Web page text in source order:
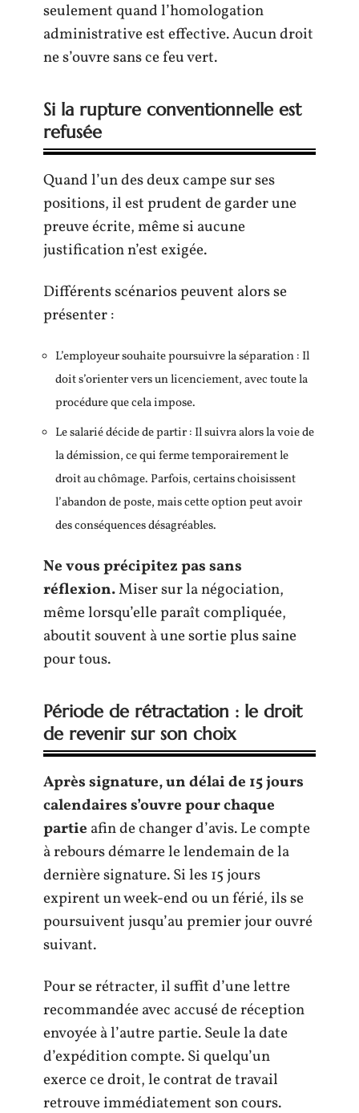
seulement quand l’homologation
administrative est effective. Aucun droit
ne s’ouvre sans ce feu vert.
Si la rupture conventionnelle est
refusée
Quand l’un des deux campe sur ses
positions, il est prudent de garder une
preuve écrite, même si aucune
justification n’est exigée.
Différents scénarios peuvent alors se
présenter :
L’employeur souhaite poursuivre la séparation : Il
doit s’orienter vers un licenciement, avec toute la
procédure que cela impose.
Le salarié décide de partir : Il suivra alors la voie de
la démission, ce qui ferme temporairement le
droit au chômage. Parfois, certains choisissent
l’abandon de poste, mais cette option peut avoir
des conséquences désagréables.
Ne vous précipitez pas sans
réflexion.Miser sur la négociation,
même lorsqu’elle paraît compliquée,
aboutit souvent à une sortie plus saine
pour tous.
Période de rétractation : le droit
de revenir sur son choix
Après signature, un délai de 15 jours
calendaires s’ouvre pour chaque
partie afin de changer d’avis. Le compte
à rebours démarre le lendemain de la
dernière signature. Si les 15 jours
expirent un week-end ou un férié, ils se
poursuivent jusqu’au premier jour ouvré
suivant.
Pour se rétracter, il suffit d’une lettre
recommandée avec accusé de réception
envoyée à l’autre partie. Seule la date
d’expédition compte. Si quelqu’un
exerce ce droit, le contrat de travail
retrouve immédiatement son cours.